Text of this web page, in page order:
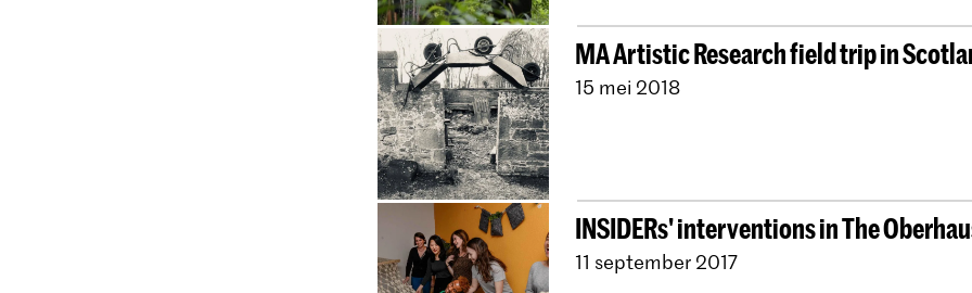
MA Artistic Research field trip in
15 mei 2018
INSIDERs' interventions in The
11 september 2017